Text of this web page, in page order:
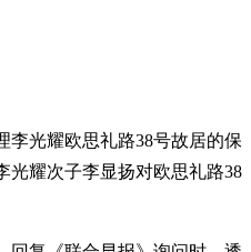
李光耀欧思礼路38号故居的保
光耀次子李显扬对欧思礼路38